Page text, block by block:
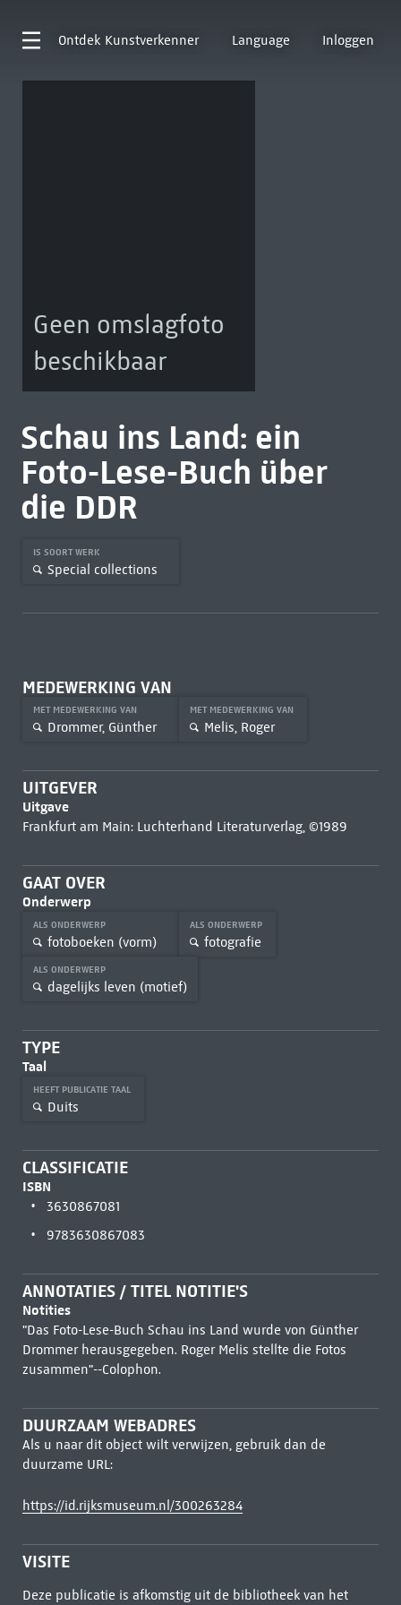
Ontdek Kunstverkenner Language Inloggen
Geen omslagfoto
beschikbaar
Schau ins Land: ein
Foto-Lese-Buch über
die DDR
IS SOORT WERK
Special collections
MEDEWERKING VAN
MET MEDEWERKING VAN
Drommer, Günther
MET MEDEWERKING VAN
Melis, Roger
UITGEVER
Uitgave
Frankfurt am Main: Luchterhand Literaturverlag, ©1989
GAAT OVER
Onderwerp
ALS ONDERWERP
fotoboeken (vorm)
ALS ONDERWERP
fotografie
ALS ONDERWERP
dagelijks leven (motief)
TYPE
Taal
HEEFT PUBLICATIE TAAL
Duits
CLASSIFICATIE
ISBN
3630867081
9783630867083
ANNOTATIES / TITEL NOTITIE'S
Notities
"Das Foto-Lese-Buch Schau ins Land wurde von Günther
Drommer herausgegeben. Roger Melis stellte die Fotos
zusammen"--Colophon.
DUURZAAM WEBADRES
Als u naar dit object wilt verwijzen, gebruik dan de
duurzame URL:
https://id.rijksmuseum.nl/300263284
VISITE
Deze publicatie is afkomstig uit de bibliotheek van het